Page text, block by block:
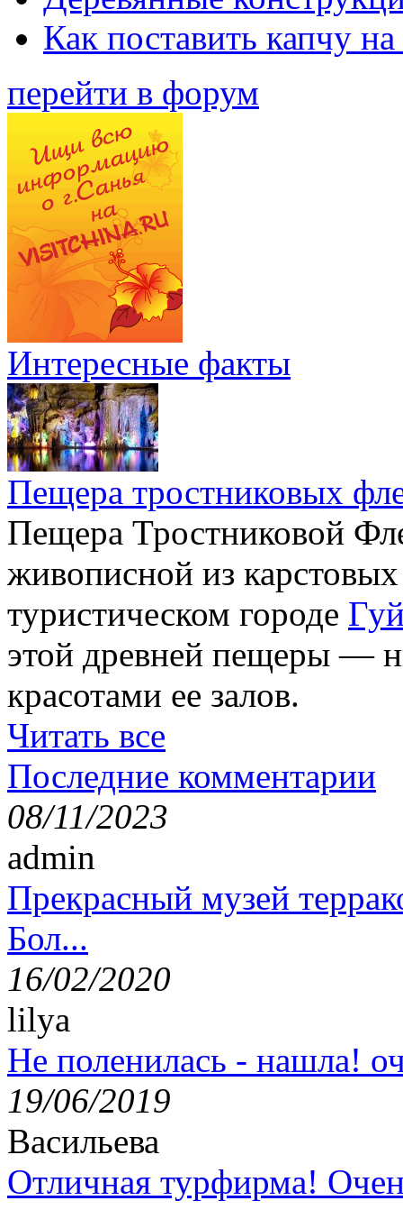
Как поставить капчу
перейти в форум
Интересные факты
Пещера тростниковых
Пещера Тростниковой
живописной из
туристическом городе
этой древней пещеры —
красотами ее залов.
Читать все
Последние комментарии
08/11/2023
admin
Прекрасный музей
Бол...
16/02/2020
lilya
Не поленилась - нашла!
19/06/2019
Васильева
Отличная турфирма!